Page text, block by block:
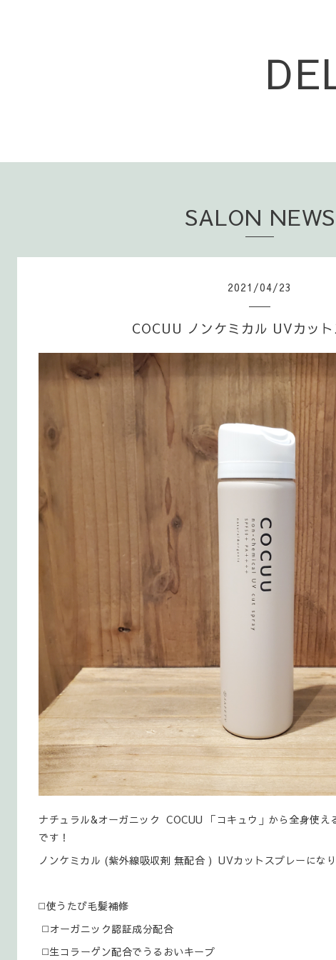
SALON NEWS
2021 /04/23
COCUU ノンケミカル UVカッ
ナチュラル&オーガニック COCUU 「コキュウ」から全身使え
です！
ノンケミカル (紫外線吸収剤 無配合 ) UVカットスプレーになり
◻️使うたび毛髪補修
◻️オーガニック認証成分配合
◻️生コラーゲン配合でうるおいキープ